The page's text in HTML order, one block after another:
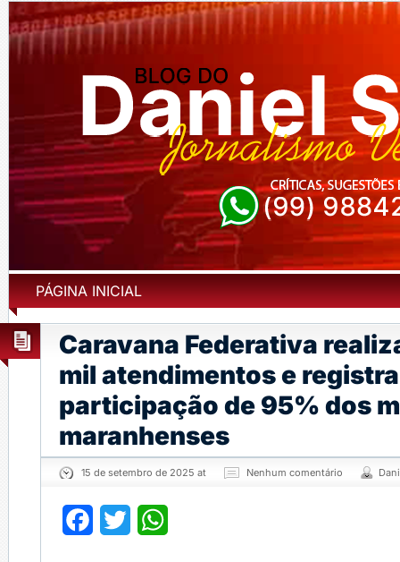
PÁGINA INICIAL
Caravana Federativa
mil atendimentos e
participação de 95% dos
maranhenses
15 de setembro de 2025 at Nenhum comentário
Facebook
Twitter